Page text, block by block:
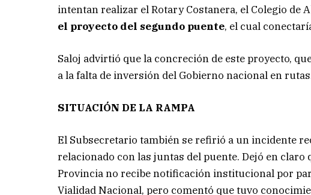
intentan realizar el Rotary Costanera, el Colegio de
el proyecto del segundo puente, el cual
Saloj advirtió que la concreción de este proyecto,
a la falta de inversión del Gobierno nacional en
SITUACIÓN DE LA RAMPA
El Subsecretario también se refirió a un incidente
relacionado con las juntas del puente. Dejó en claro
Provincia no recibe notificación institucional por
Vialidad Nacional, pero comentó que tuvo